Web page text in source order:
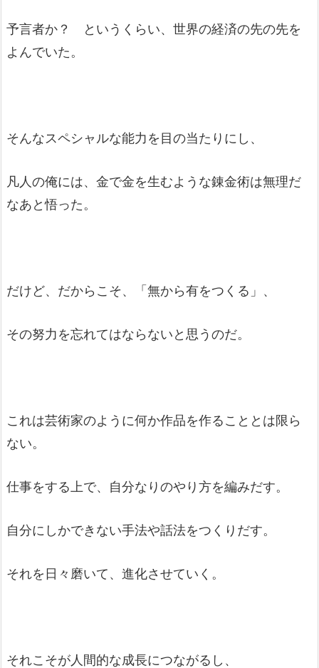
予言者か？ というくらい、世界の経済の先の先を
よんでいた。
そんなスペシャルな能力を目の当たりにし、
凡人の俺には、金で金を生むような錬金術は無理だ
なあと悟った。
だけど、だからこそ、「無から有をつくる」、
その努力を忘れてはならないと思うのだ。
これは芸術家のように何か作品を作ることとは限ら
ない。
仕事をする上で、自分なりのやり方を編みだす。
自分にしかできない手法や話法をつくりだす。
それを日々磨いて、進化させていく。
それこそが人間的な成長につながるし、